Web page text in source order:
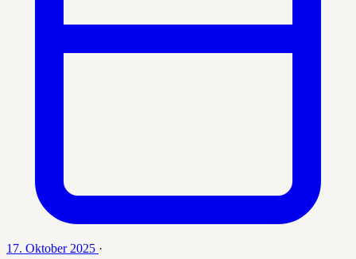
17. Oktober 2025 ·